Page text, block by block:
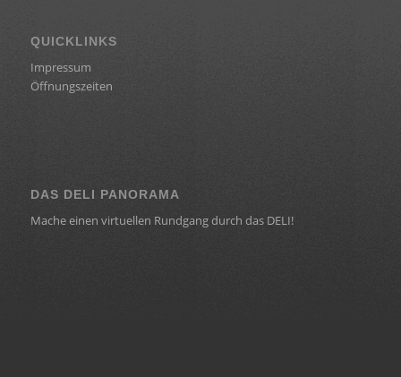
QUICKLINKS
Impressum
Öffnungszeiten
DAS DELI PANORAMA
Mache einen virtuellen Rundgang durch das DELI!